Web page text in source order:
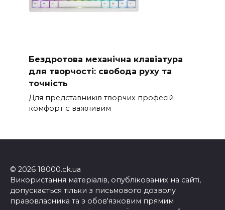
Бездротова механічна клавіатура
для творчості: свобода руху та
точність
Для представників творчих професій
комфорт є важливим
© 2026 18000.ck.ua
Використання матеріалів, опублікованих на сайті,
допускається тільки з письмового дозволу
правовласника та з обов'язковим прямим